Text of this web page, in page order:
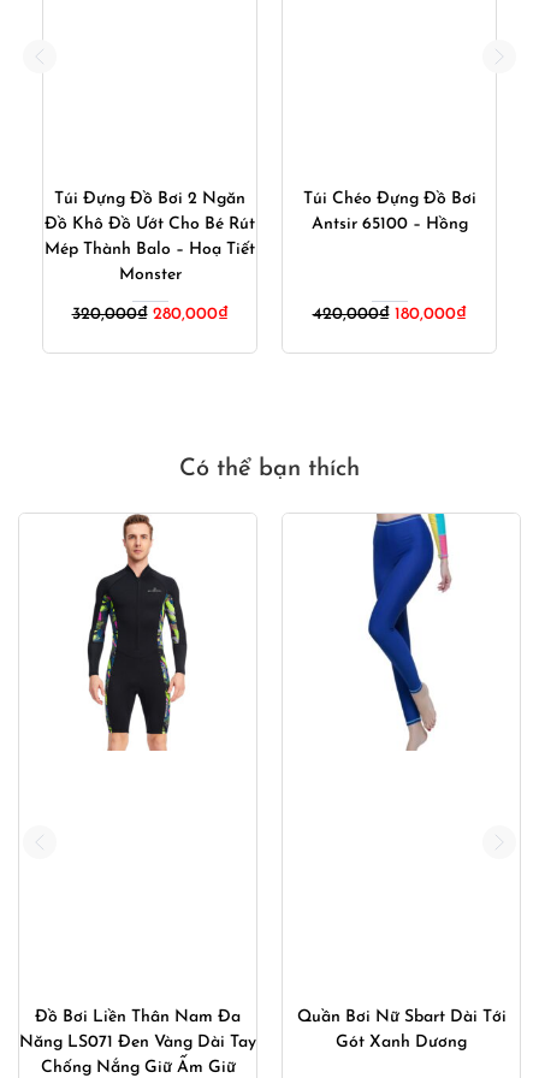
Túi Đựng Đồ Bơi 2 Ngăn
Đồ Khô Đồ Ướt Cho Bé Rút
Mép Thành Balo – Hoạ Tiết
Monster
320,000₫ Giá
280,000₫Giá
Túi Chéo Đựng Đồ Bơi
Antsir 65100 – Hồng
420,000₫ Giá
180,000₫Giá
Có thể bạn thích
Đồ Bơi Liền Thân Nam Đa
Năng LS071 Đen Vàng Dài Tay
Chống Nắng Giữ Ấm Giữ
Quần Bơi Nữ Sbart Dài Tới
Gót Xanh Dương